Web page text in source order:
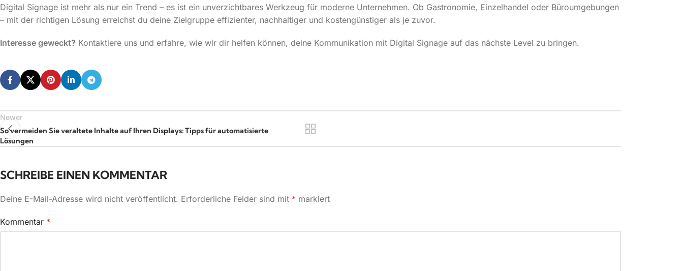
Digital Signage ist mehr als nur ein Trend – es ist ein unverzichtbares Werkzeug für moderne Unternehmen. Ob Gastronomie, Einzelhandel oder Büroumgebungen
– mit der richtigen Lösung erreichst du deine Zielgruppe effizienter, nachhaltiger und kostengünstiger als je zuvor.
Interesse geweckt? Kontaktiere uns und erfahre, wie wir dir helfen können, deine Kommunikation mit Digital Signage auf das nächste Level zu bringen.
Newer
So vermeiden Sie veraltete Inhalte auf Ihren Displays: Tipps für automatisierte
Lösungen
SCHREIBE EINEN KOMMENTAR
Deine E-Mail-Adresse wird nicht veröffentlicht. Erforderliche Felder sind mit * markiert
Kommentar *